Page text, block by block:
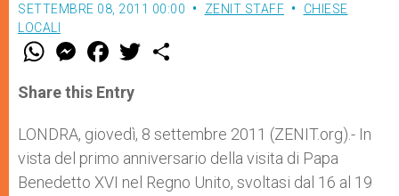
SETTEMBRE 08, 2011 00:00 ZENIT STAFF
CHIESE
LOCALI
W
t
s
p
p
M
e
s
e
g
e
r
F
a
e
b
o
k
w
r
Share this Entry
LONDRA, giovedì, 8 settembre 2011 (ZENIT.org).- In
vista del primo anniversario della visita di Papa
Benedetto XVI nel Regno Unito, svoltasi dal 16 al 19